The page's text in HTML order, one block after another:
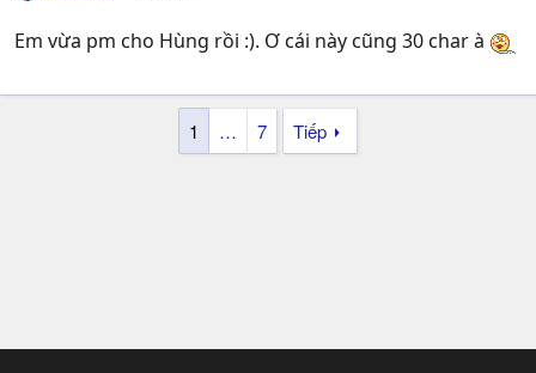
Em vừa pm cho Hùng rồi :). Ơ cái này cũng 30 char à
1 … 7 Tiếp